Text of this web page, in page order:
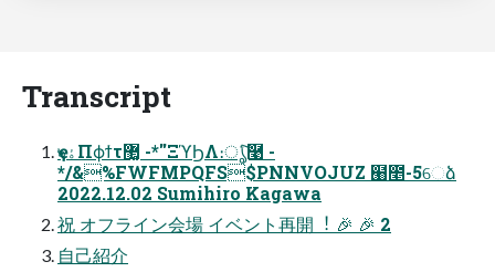
Transcript
ҿ৯ۀΠϕϯτ޲͚ -*''ΞϓϦΛ։ൃͨ͠࿩ -
*/&%FWFMPQFS$PNNVOJUZ ๨೥-5େձ
2022.12.02 Sumihiro Kagawa
祝 オフライン会場 イベント再開︕ 🎉 🎉 2
⾃⼰紹介